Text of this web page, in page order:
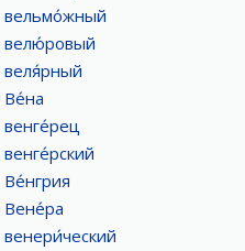
вельмо́жный
велю́ровый
веля́рный
Ве́на
венге́рец
венге́рский
Ве́нгрия
Вене́ра
венери́ческий